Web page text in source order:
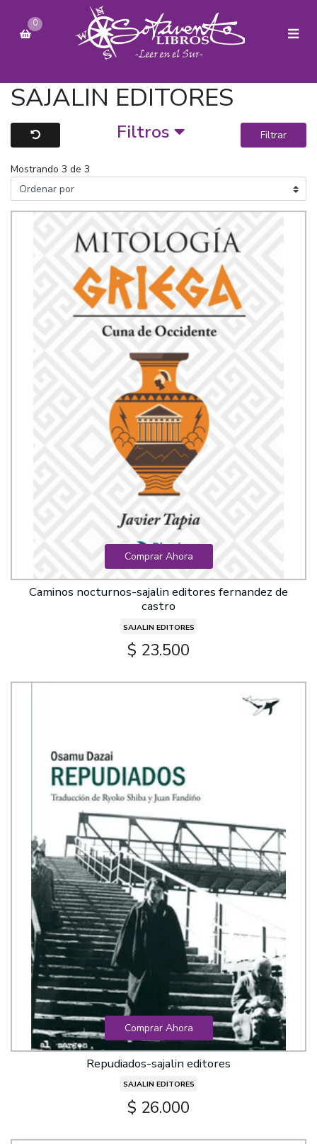
0
SAJALIN EDITORES
Filtros Filtrar
Mostrando 3 de 3
Comprar Ahora
Caminos nocturnos-sajalin editores fernandez de
castro
SAJALIN EDITORES
$ 23.500
Comprar Ahora
Repudiados-sajalin editores
SAJALIN EDITORES
$ 26.000